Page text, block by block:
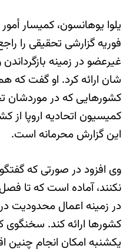
یلوا یوهانسون، کمیسار
غیرعضو در زمینه
شان ارائه کرد. او گفت که
کشورهایی که در موردشان
کمیسیون اتحادیه اروپا از
این گزارش محرمانه است.
وی افزود در صورتی که
نکنند، آماده است که تا
در زمینه اعمال محدودیت
کشورها ارائه کند. سخنگوی
یکشنبه امکان انجام چنین